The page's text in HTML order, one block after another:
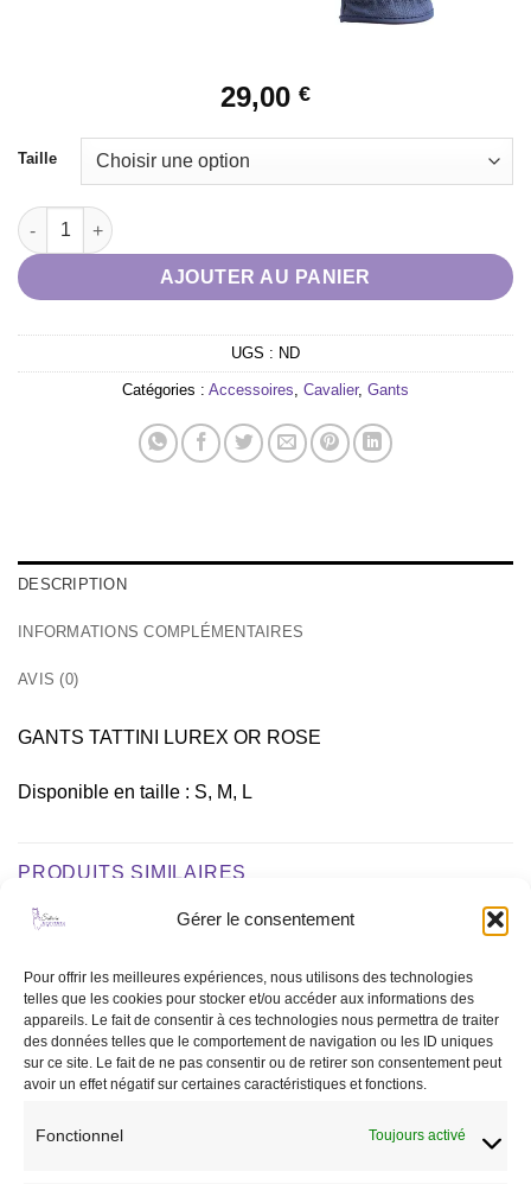
Gérer le consentement
Pour offrir les meilleures expériences, nous utilisons des technologies
telles que les cookies pour stocker et/ou accéder aux informations des
appareils. Le fait de consentir à ces technologies nous permettra de traiter
des données telles que le comportement de navigation ou les ID uniques
sur ce site. Le fait de ne pas consentir ou de retirer son consentement peut
avoir un effet négatif sur certaines caractéristiques et fonctions.
Fonctionnel Toujours activé
29,00 €
Taille
quantité de Gants Tattini bleu lurex or rose
AJOUTER AU PANIER
UGS : ND
Catégories : Accessoires, Cavalier, Gants
DESCRIPTION
INFORMATIONS COMPLÉMENTAIRES
AVIS (0)
GANTS TATTINI LUREX OR ROSE
Disponible en taille : S, M, L
PRODUITS SIMILAIRES
Ajouter
à la liste
de
souhaits
RUPTURE DE STOCK
Ajouter
à la liste
de
souhaits
RUPTURE DE STOCK